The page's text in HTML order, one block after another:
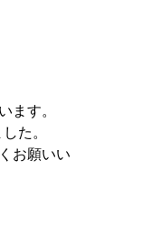
ます。
た。
お願いい